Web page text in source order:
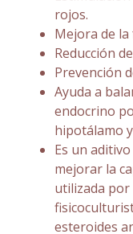
rojos.
Mejora de
Reducción
Prevención
Ayuda a
endocrino
hipotálamo
Es un
mejorar la
utilizada por
esteroides